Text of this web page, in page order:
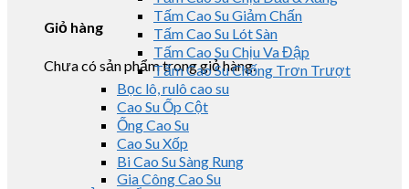
Giỏ hàng
Chưa có sản phẩm trong giỏ hàng.
Tấm Cao Su Giảm Chấn
Tấm Cao Su Lót Sàn
Tấm Cao Su Chịu Va Đập
Tấm Cao Su Chống Trơn Trượt
Bọc lô, rulô cao su
Cao Su Ốp Cột
Ống Cao Su
Cao Su Xốp
Bi Cao Su Sàng Rung
Gia Công Cao Su